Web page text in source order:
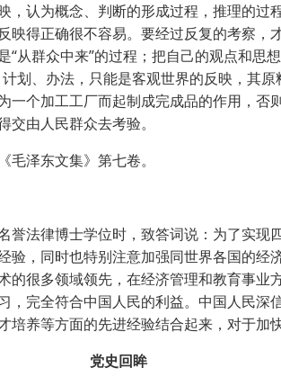
认为概念、判断的形成过程，推理的过
映得正确很不容易。要经过反复的考察，
从群众中来”的过程；把自己的观点和思
划、办法，只能是客观世界的反映，其
一个加工工厂而起制成完成品的作用，否
由人民群众去考验。
泽东文集》第七卷。
法律博士学位时，致答词说：为了实现
验，同时也特别注意加强同世界各国的经
的很多领域领先，在经济管理和教育事业
，完全符合中国人民的利益。中国人民深
养等方面的先进经验结合起来，对于加
党史回眸